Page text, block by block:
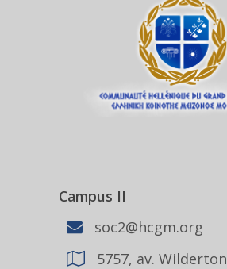
Campus II
soc2@hcgm.org
5757, av. Wilderton